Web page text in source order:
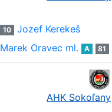
10 Jozef Kerekeš
Marek Oravec ml. A 81
AHK Sokoľany